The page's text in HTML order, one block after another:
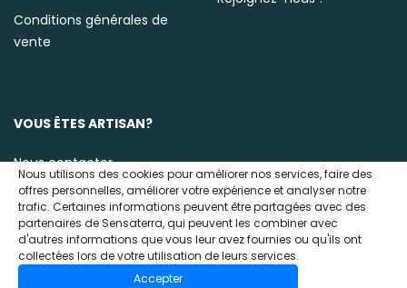
Conditions générales de
vente
VOUS ÊTES ARTISAN?
Nous contacter
Nous utilisons des cookies pour améliorer nos services, faire des
offres personnelles, améliorer votre expérience et analyser notre
trafic. Certaines informations peuvent être partagées avec des
partenaires de Sensaterra, qui peuvent les combiner avec
d'autres informations que vous leur avez fournies ou qu'ils ont
collectées lors de votre utilisation de leurs services.
Accepter